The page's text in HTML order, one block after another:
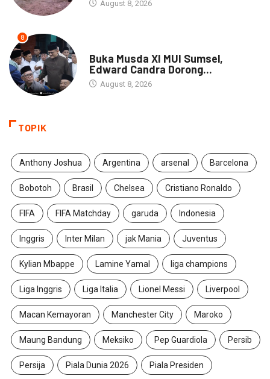
August 8, 2026
8
Buka Musda XI MUI Sumsel,
Edward Candra Dorong...
August 8, 2026
TOPIK
Anthony Joshua Argentina arsenal Barcelona
Bobotoh Brasil Chelsea Cristiano Ronaldo
FIFA FIFA Matchday garuda Indonesia
Inggris Inter Milan jak Mania Juventus
Kylian Mbappe Lamine Yamal liga champions
Liga Inggris Liga Italia Lionel Messi Liverpool
Macan Kemayoran Manchester City Maroko
Maung Bandung Meksiko Pep Guardiola Persib
Persija Piala Dunia 2026 Piala Presiden